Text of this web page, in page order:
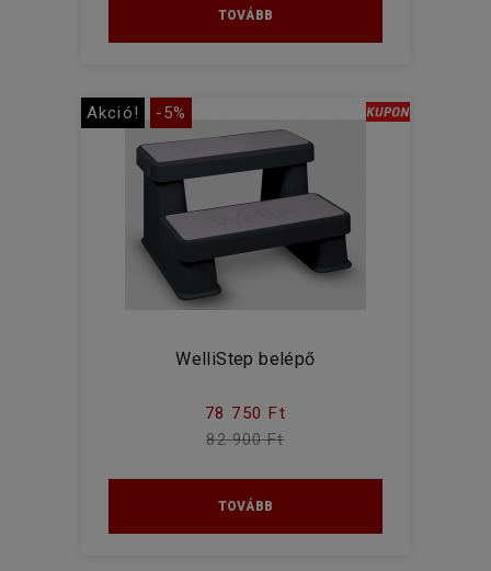
TOVÁBB
Akció! -5%
WelliStep belépő
78 750 Ft
82 900 Ft
TOVÁBB